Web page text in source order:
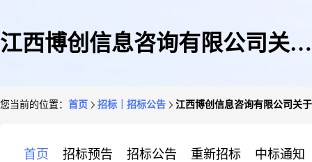
江西博创信息咨询有限公司关于
您当前的位置： 首页 招标｜招标公告 江西博创信息咨询有限公司关
首页 招标预告 招标公告 重新招标 中标通知